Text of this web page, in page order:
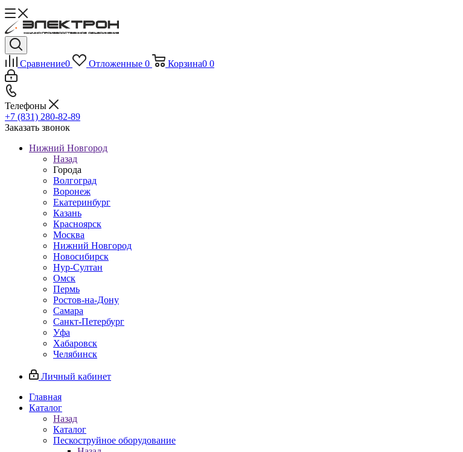
Сравнение0 Отложенные 0 Корзина0 0
Телефоны
+7 (831) 280-82-89
Заказать звонок
Нижний Новгород
Назад
Города
Волгоград
Воронеж
Екатеринбург
Казань
Красноярск
Москва
Нижний Новгород
Новосибирск
Нур-Султан
Омск
Пермь
Ростов-на-Дону
Самара
Санкт-Петербург
Уфа
Хабаровск
Челябинск
Личный кабинет
Главная
Каталог
Назад
Каталог
Пескоструйное оборудование